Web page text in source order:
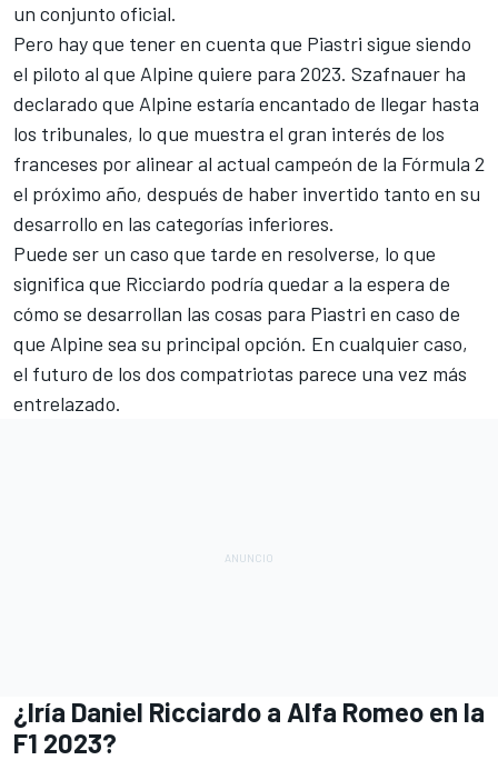
un conjunto oficial.
Pero hay que tener en cuenta que Piastri sigue siendo
el piloto al que Alpine quiere para 2023. Szafnauer ha
declarado que Alpine estaría encantado de llegar hasta
los tribunales, lo que muestra el gran interés de los
franceses por alinear al actual campeón de la Fórmula 2
el próximo año, después de haber invertido tanto en su
desarrollo en las categorías inferiores.
Puede ser un caso que tarde en resolverse, lo que
significa que Ricciardo podría quedar a la espera de
cómo se desarrollan las cosas para Piastri en caso de
que Alpine sea su principal opción. En cualquier caso,
el futuro de los dos compatriotas parece una vez más
entrelazado.
¿Iría Daniel Ricciardo a Alfa Romeo en la
F1 2023?